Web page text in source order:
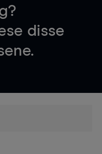
disse